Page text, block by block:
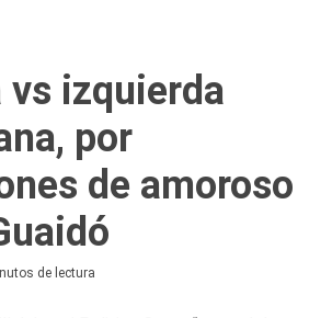
vs izquierda
por
de amoroso
de lectura